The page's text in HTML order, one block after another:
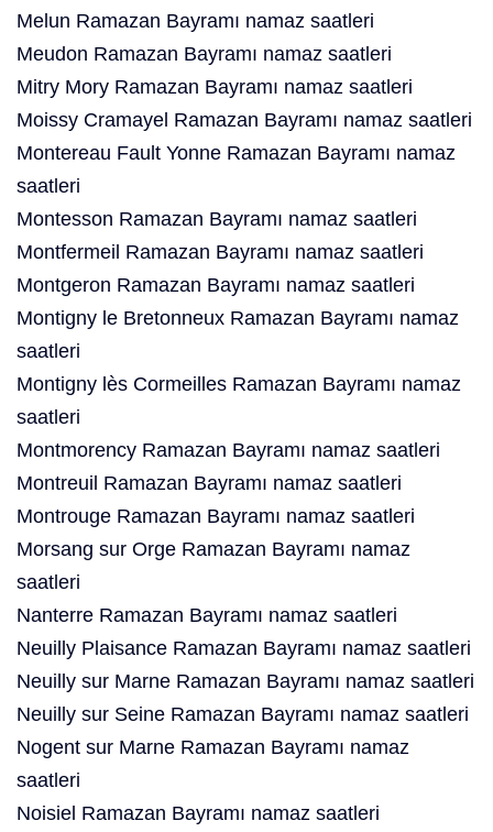
Melun Ramazan Bayramı namaz saatleri
Meudon Ramazan Bayramı namaz saatleri
Mitry Mory Ramazan Bayramı namaz saatleri
Moissy Cramayel Ramazan Bayramı namaz saatleri
Montereau Fault Yonne Ramazan Bayramı namaz
saatleri
Montesson Ramazan Bayramı namaz saatleri
Montfermeil Ramazan Bayramı namaz saatleri
Montgeron Ramazan Bayramı namaz saatleri
Montigny le Bretonneux Ramazan Bayramı namaz
saatleri
Montigny lès Cormeilles Ramazan Bayramı namaz
saatleri
Montmorency Ramazan Bayramı namaz saatleri
Montreuil Ramazan Bayramı namaz saatleri
Montrouge Ramazan Bayramı namaz saatleri
Morsang sur Orge Ramazan Bayramı namaz
saatleri
Nanterre Ramazan Bayramı namaz saatleri
Neuilly Plaisance Ramazan Bayramı namaz saatleri
Neuilly sur Marne Ramazan Bayramı namaz saatleri
Neuilly sur Seine Ramazan Bayramı namaz saatleri
Nogent sur Marne Ramazan Bayramı namaz
saatleri
Noisiel Ramazan Bayramı namaz saatleri